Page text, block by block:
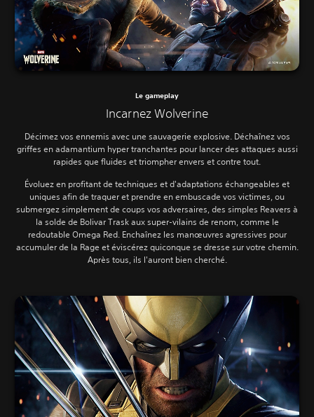
Le gameplay
Incarnez Wolverine
Décimez vos ennemis avec une sauvagerie explosive. Déchaînez vos
griffes en adamantium hyper tranchantes pour lancer des attaques aussi
rapides que fluides et triompher envers et contre tout.
Évoluez en profitant de techniques et d'adaptations échangeables et
uniques afin de traquer et prendre en embuscade vos victimes, ou
submergez simplement de coups vos adversaires, des simples Reavers à
la solde de Bolivar Trask aux super-vilains de renom, comme le
redoutable Omega Red. Enchaînez les manœuvres agressives pour
accumuler de la Rage et éviscérez quiconque se dresse sur votre chemin.
Après tous, ils l'auront bien cherché.